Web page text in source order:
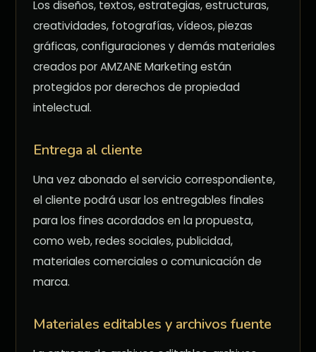
Los diseños, textos, estrategias, estructuras,
creatividades, fotografías, vídeos, piezas
gráficas, configuraciones y demás materiales
creados por AMZANE Marketing están
protegidos por derechos de propiedad
intelectual.
Entrega al cliente
Una vez abonado el servicio correspondiente,
el cliente podrá usar los entregables finales
para los fines acordados en la propuesta,
como web, redes sociales, publicidad,
materiales comerciales o comunicación de
marca.
Materiales editables y archivos fuente